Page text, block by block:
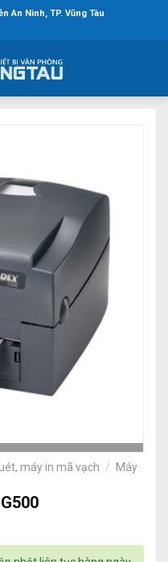
An Ninh, TP. Vũng Tàu
máy in mã vạch /
Máy